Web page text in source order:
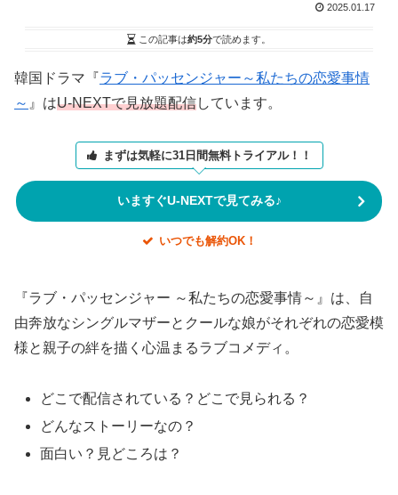
2025.01.17
この記事は約5分で読めます。
韓国ドラマ『ラブ・パッセンジャー～私たちの恋愛事情
～ 』はU-NEXTで見放題配信しています。
まずは気軽に31日間無料トライアル！！
いますぐU-NEXTで見てみる♪
いつでも解約OK！
『ラブ・パッセンジャー ～私たちの恋愛事情～』は、自
由奔放なシングルマザーとクールな娘がそれぞれの恋愛模
様と親子の絆を描く心温まるラブコメディ。
どこで配信されている？どこで見られる？
どんなストーリーなの？
面白い？見どころは？